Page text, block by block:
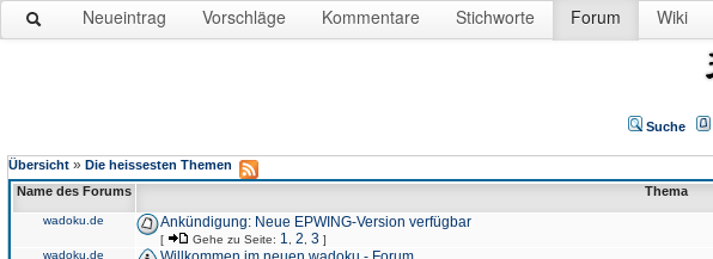
Neueintrag Vorschläge Kommentare Stichworte Forum Wiki
Suche
Übersicht » Die heissesten Themen
Name des Forums
Thema
wadoku.de Ankündigung: Neue EPWING-Version verfügbar
[ Gehe zu Seite: 1 2 3 ]
wadoku.de